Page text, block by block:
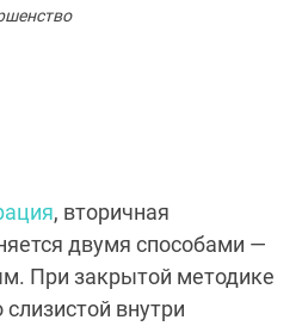
, вторичная
двумя способами —
При закрытой методике
внутри